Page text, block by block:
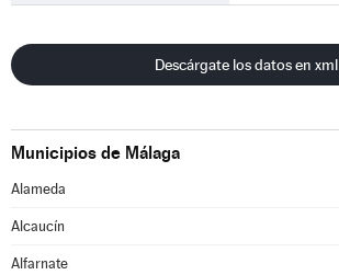
Descárgate los datos en xml
Municipios de Málaga
Alameda
Alcaucín
Alfarnate